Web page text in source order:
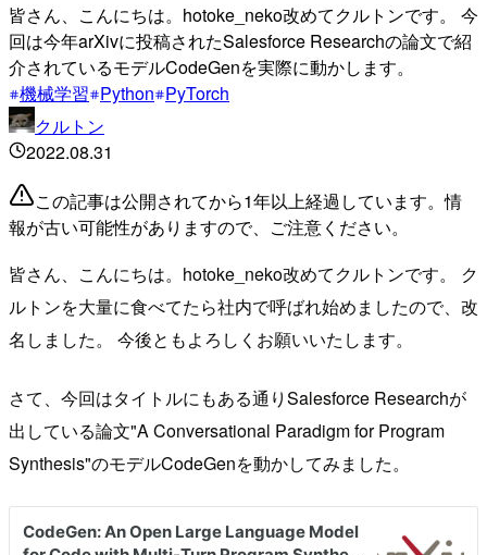
皆さん、こんにちは。hotoke_neko改めてクルトンです。 今
回は今年arXivに投稿されたSalesforce Researchの論文で紹
介されているモデルCodeGenを実際に動かします。
機械学習 Python PyTorch
クルトン
2022.08.31
この記事は公開されてから1年以上経過しています。情
報が古い可能性がありますので、ご注意ください。
皆さん、こんにちは。hotoke_neko改めてクルトンです。 ク
ルトンを大量に食べてたら社内で呼ばれ始めましたので、改
名しました。 今後ともよろしくお願いいたします。
さて、今回はタイトルにもある通りSalesforce Researchが
出している論文"A Conversational Paradigm for Program
Synthesis"のモデルCodeGenを動かしてみました。